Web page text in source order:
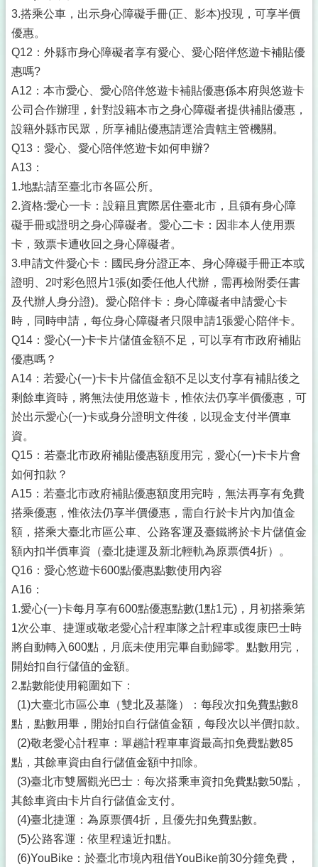
3.搭乘公車，出示身心障礙手冊(正、影本)投現，可享半價
優惠。
Q12：外縣市身心障礙者享有愛心、愛心陪伴悠遊卡補貼優
惠嗎?
A12：本市愛心、愛心陪伴悠遊卡補貼優惠係本府與悠遊卡
公司合作辦理，針對設籍本市之身心障礙者提供補貼優惠，
設籍外縣市民眾，所享補貼優惠請逕洽貴轄主管機關。
Q13：愛心、愛心陪伴悠遊卡如何申辦?
A13：
1.地點:請至臺北市各區公所。
2.資格:愛心一卡：設籍且實際居住臺北市，且領有身心障
礙手冊或證明之身心障礙者。愛心二卡：因非本人使用票
卡，致票卡遭收回之身心障礙者。
3.申請文件愛心卡：國民身分證正本、身心障礙手冊正本或
證明、2吋彩色照片1張(如委任他人代辦，需再檢附委任書
及代辦人身分證)。愛心陪伴卡：身心障礙者申請愛心卡
時，同時申請，每位身心障礙者只限申請1張愛心陪伴卡。
Q14：愛心(一)卡卡片儲值金額不足，可以享有市政府補貼
優惠嗎？
A14：若愛心(一)卡卡片儲值金額不足以支付享有補貼後之
剩餘車資時，將無法使用悠遊卡，惟依法仍享半價優惠，可
於出示愛心(一)卡或身分證明文件後，以現金支付半價車
資。
Q15：若臺北市政府補貼優惠額度用完，愛心(一)卡卡片會
如何扣款？
A15：若臺北市政府補貼優惠額度用完時，無法再享有免費
搭乘優惠，惟依法仍享半價優惠，需自行於卡片內加值金
額，搭乘大臺北市區公車、公路客運及臺鐵將於卡片儲值金
額內扣半價車資（臺北捷運及新北輕軌為原票價4折）。
Q16：愛心悠遊卡600點優惠點數使用內容
A16：
1.愛心(一)卡每月享有600點優惠點數(1點1元)，月初搭乘第
1次公車、捷運或敬老愛心計程車隊之計程車或復康巴士時
將自動轉入600點，月底未使用完畢自動歸零。點數用完，
開始扣自行儲值的金額。
2.點數能使用範圍如下：
(1)大臺北市區公車（雙北及基隆）：每段次扣免費點數8
點，點數用畢，開始扣自行儲值金額，每段次以半價扣款。
(2)敬老愛心計程車：單趟計程車車資最高扣免費點數85
點，其餘車資由自行儲值金額中扣除。
(3)臺北市雙層觀光巴士：每次搭乘車資扣免費點數50點，
其餘車資由卡片自行儲值金支付。
(4)臺北捷運：為原票價4折，且優先扣免費點數。
(5)公路客運：依里程遠近扣點。
(6)YouBike：於臺北市境內租借YouBike前30分鐘免費，